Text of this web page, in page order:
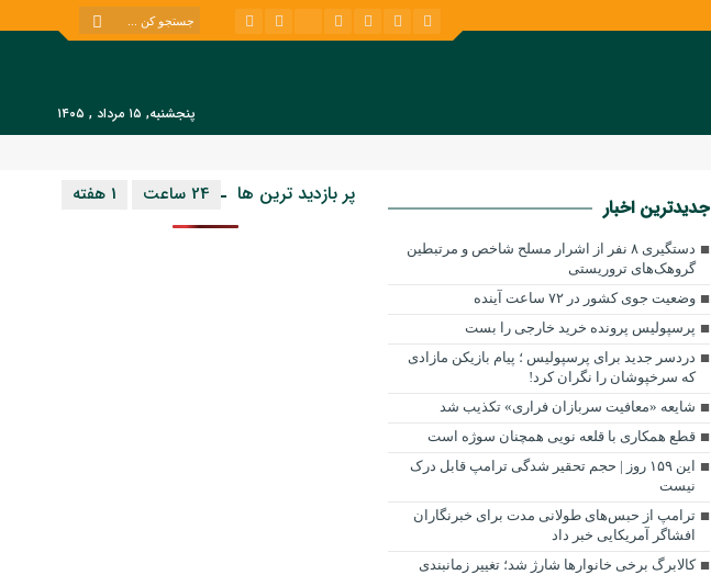
پنجشنبه, ۱۵ مرداد , ۱۴۰۵
جدیدترین اخبار
دستگیری ۸ نفر از اشرار مسلح شاخص و مرتبطین
گروهک‌های تروریستی
وضعیت جوی کشور در ۷۲ ساعت آینده
پرسپولیس پرونده خرید خارجی را بست
دردسر جدید برای پرسپولیس ؛ پیام بازیکن مازادی
که سرخپوشان را نگران کرد!
شایعه «معافیت سربازان فراری» تکذیب شد
قطع همکاری با قلعه نویی همچنان سوژه است
این ۱۵۹ روز | حجم تحقیر شدگی ترامپ قابل درک
نیست
ترامپ از حبس‌های طولانی مدت برای خبرنگاران
افشاگر آمریکایی خبر داد
کالابرگ برخی خانوارها شارژ شد؛ تغییر زمانبندی
پر بازدید ترین ها 1 هفته 24 ساعت